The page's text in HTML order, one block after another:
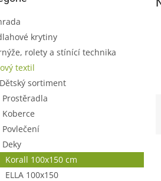
krytiny
rolety a stínící technika
textil
Dětský sortiment
Prostěradla
Koberce
Povlečení
Deky
Korall 100x150 cm
ELLA 100x150